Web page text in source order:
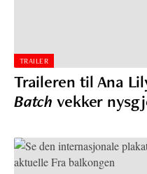
TRAILER
Traileren til Ana
Batch vekker